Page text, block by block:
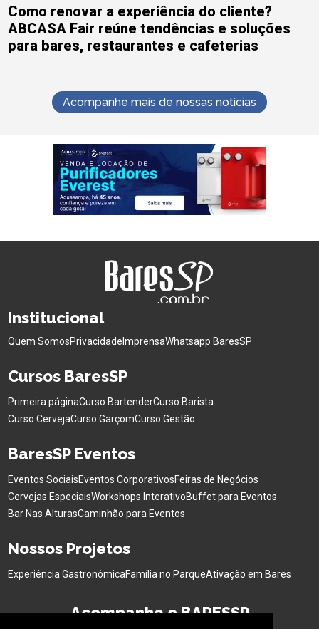
Como renovar a experiência do cliente?
ABCASA Fair reúne tendências e soluções
para bares, restaurantes e cafeterias
Acompanhe mais de nossas notícias
Institucional
Quem SomosPrivacidade ImprensaWhatsapp BaresSP
Cursos BaresSP
Primeira páginaCurso BartenderCurso Barista
Curso CervejaCurso GarçomCurso Gestão
BaresSP Eventos
Eventos SociaisEventos CorporativosFeiras de Negócios
Cervejas EspeciaisWorkshops InterativoBuffet para Eventos
Bar Nas AlturasCaminhão para Eventos
Nossos Projetos
Experiência GastronômicaFamília no ParqueAtivação em Bares
Acompanhe o BARESSP